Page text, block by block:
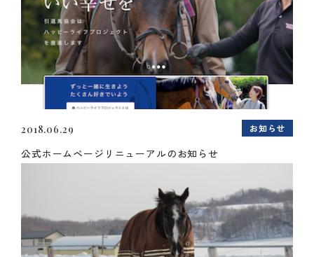
2018.06.29 お知らせ
公式ホームページリニューアルのお知らせ